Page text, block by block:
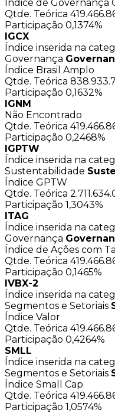
Índice de Governança
Qtde. Teórica
Participação 0,1374%
IGCX
Índice inserida na
Governança
Índice Brasil Amplo
Qtde. Teórica
Participação 0,1632%
IGNM
Não Encontrado
Qtde. Teórica
Participação 0,2468%
IGPTW
Índice inserida na
Sustentabilidade
Índice GPTW
Qtde. Teórica
Participação 1,3043%
ITAG
Índice inserida na
Governança
Índice de Ações com
Qtde. Teórica
Participação 0,1465%
IVBX-2
Índice inserida na
Segmentos e Setoriais
Índice Valor
Qtde. Teórica
Participação 0,4264%
SMLL
Índice inserida na
Segmentos e Setoriais
Índice Small Cap
Qtde. Teórica
Participação 1,0574%